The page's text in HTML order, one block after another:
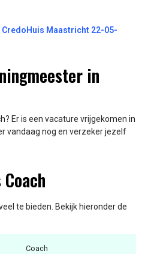
Maastricht 22-05-
in
Er is een vacature vrijgekomen in
vandaag nog en verzeker jezelf
te bieden. Bekijk hieronder de
Coach